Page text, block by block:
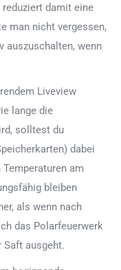
damit eine
man nicht vergessen,
auszuschalten, wenn
Liveview
lange die
solltest du
dabei
am
bleiben
als wenn nach
das Polarfeuerwerk
Saft ausgeht.